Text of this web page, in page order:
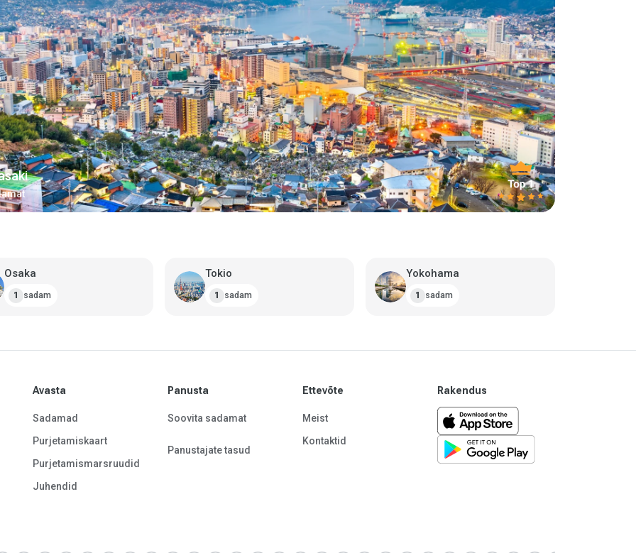
Osaka
1 sadam
Tokio
1 sadam
Yokohama
1 sadam
Avasta
Sadamad
Purjetamiskaart
Purjetamismarsruudid
Juhendid
Panusta
Soovita sadamat
Panustajate tasud
Ettevõte
Meist
Kontaktid
Rakendus